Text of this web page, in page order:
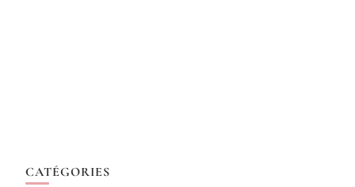
CATÉGORIES